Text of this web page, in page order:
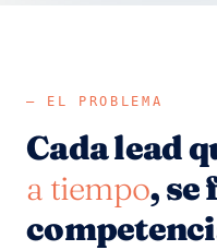
— EL PROBLEMA
Cada lead
a tiempo, se